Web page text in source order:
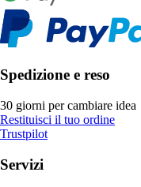
Spedizione e reso
30 giorni per cambiare idea
Restituisci il tuo ordine
Trustpilot
Servizi